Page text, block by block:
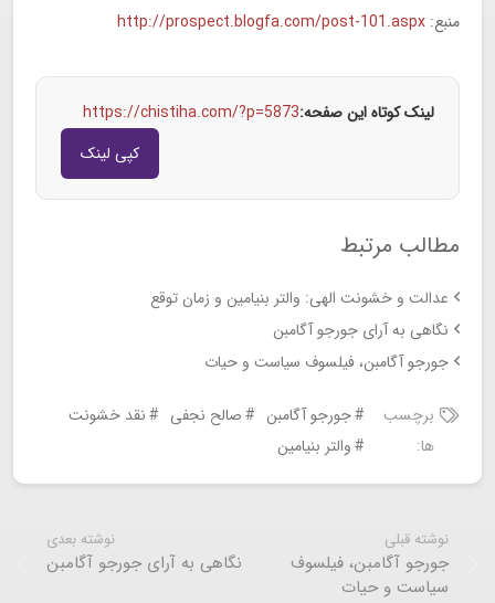
منبع: http://prospect.blogfa.com/post-101.aspx
لینک کوتاه این صفحه:https://chistiha.com/?p=5873
کپی لینک
مطالب مرتبط
عدالت و خشونت الهی: والتر بنیامین و زمان توقع
نگاهی به آرای جورجو آگامبن
جورجو آگامبن، فیلسوف سیاست و حیات ‏
برچسب
ها:
جورجو آگامبن صالح نجفی
نقد خشونت
والتر بنیامین
نوشته قبلی
جورجو آگامبن، فیلسوف
سیاست و حیات ‏
نوشته بعدی
نگاهی به آرای جورجو آگامبن